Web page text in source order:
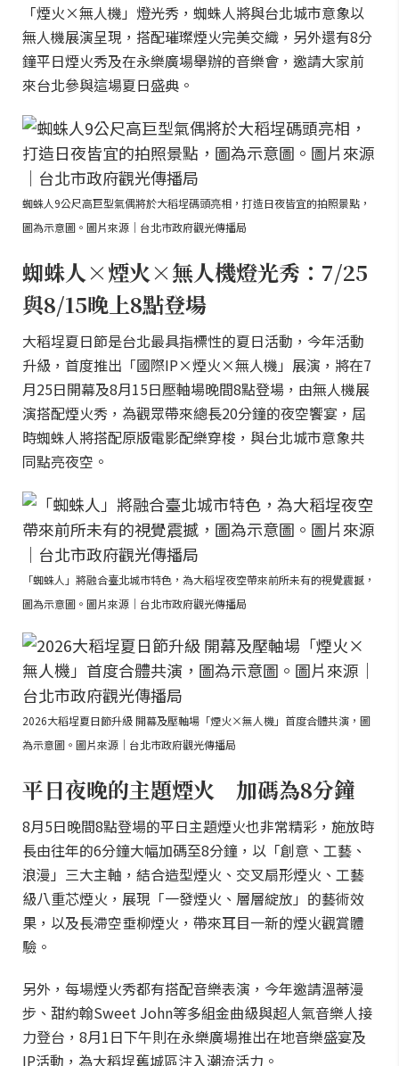
「煙火×無人機」燈光秀，蜘蛛人將與台北城市意象以
無人機展演呈現，搭配璀璨煙火完美交織，另外還有8分
鐘平日煙火秀及在永樂廣場舉辦的音樂會，邀請大家前
來台北參與這場夏日盛典。
蜘蛛人9公尺高巨型氣偶將於大稻埕碼頭亮相，打造日夜皆宜的拍照景點，
圖為示意圖。圖片來源｜台北市政府觀光傳播局
蜘蛛人×煙火×無人機燈光秀：7/25
與8/15晚上8點登場
大稻埕夏日節是台北最具指標性的夏日活動，今年活動
升級，首度推出「國際IP×煙火×無人機」展演，將在7
月25日開幕及8月15日壓軸場晚間8點登場，由無人機展
演搭配煙火秀，為觀眾帶來總長20分鐘的夜空饗宴，屆
時蜘蛛人將搭配原版電影配樂穿梭，與台北城市意象共
同點亮夜空。
「蜘蛛人」將融合臺北城市特色，為大稻埕夜空帶來前所未有的視覺震撼，
圖為示意圖。圖片來源｜台北市政府觀光傳播局
2026大稻埕夏日節升級 開幕及壓軸場「煙火×無人機」首度合體共演，圖
為示意圖。圖片來源｜台北市政府觀光傳播局
平日夜晚的主題煙火 加碼為8分鐘
8月5日晚間8點登場的平日主題煙火也非常精彩，施放時
長由往年的6分鐘大幅加碼至8分鐘，以「創意、工藝、
浪漫」三大主軸，結合造型煙火、交叉扇形煙火、工藝
級八重芯煙火，展現「一發煙火、層層綻放」的藝術效
果，以及長滯空垂柳煙火，帶來耳目一新的煙火觀賞體
驗。
另外，每場煙火秀都有搭配音樂表演，今年邀請溫蒂漫
步、甜約翰Sweet John等多組金曲級與超人氣音樂人接
力登台，8月1日下午則在永樂廣場推出在地音樂盛宴及
IP活動，為大稻埕舊城區注入潮流活力。